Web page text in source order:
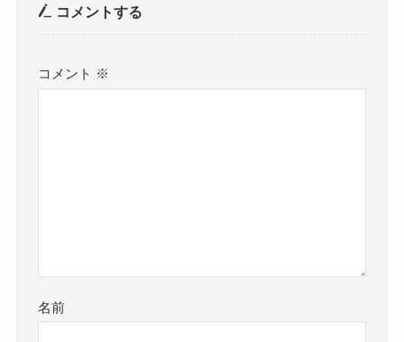
コメントする
コメント ※
名前